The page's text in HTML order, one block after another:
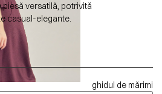
versatilă, potrivită
casual-elegante.
ghidul de mărimi